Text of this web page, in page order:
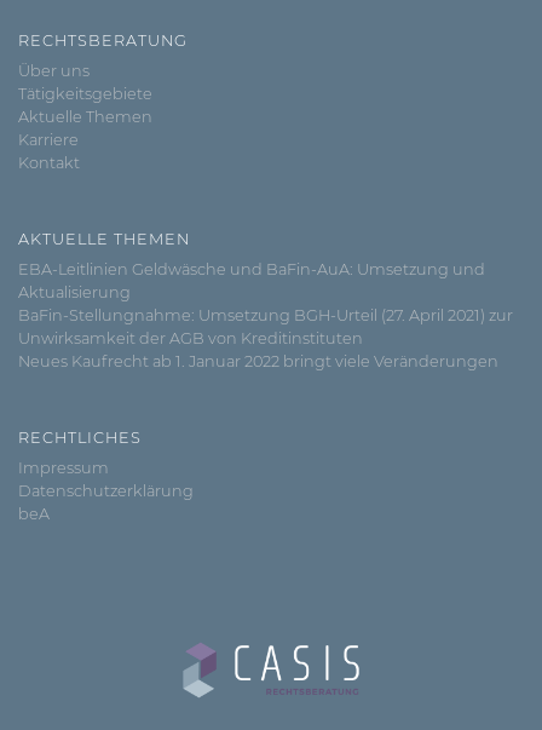
RECHTSBERATUNG
Über uns
Tätigkeitsgebiete
Aktuelle Themen
Karriere
Kontakt
AKTUELLE THEMEN
EBA-Leitlinien Geldwäsche und BaFin-AuA: Umsetzung und
Aktualisierung
BaFin-Stellungnahme: Umsetzung BGH-Urteil (27. April 2021) zur
Unwirksamkeit der AGB von Kreditinstituten
Neues Kaufrecht ab 1. Januar 2022 bringt viele Veränderungen
RECHTLICHES
Impressum
Datenschutzerklärung
beA